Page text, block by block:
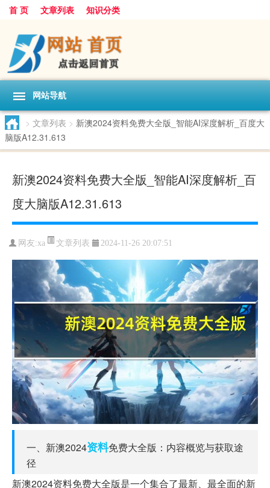
首 页 文章列表 知识分类
网站导航
> 文章列表 > 新澳2024资料免费大全版_智能AI深度解析_百度大
脑版A12.31.613
新澳2024资料免费大全版_智能AI深度解析_百
度大脑版A12.31.613
网友:xa 文章列表 2024-11-26 20:07:51
一、新澳2024资料免费大全版：内容概览与获取途
径
新澳2024资料免费大全版是一个集合了最新、最全面的新